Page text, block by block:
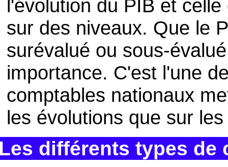
l'évolution du PIB et
sur des niveaux. Que le
surévalué ou sous-
importance. C'est l'une
comptables nationaux
les évolutions que sur
différents types de